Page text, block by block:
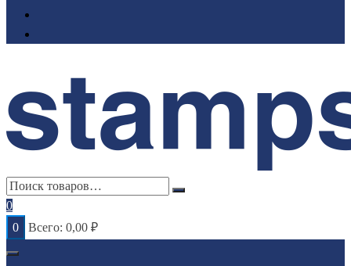
0
0
Всего: 0,00 ₽